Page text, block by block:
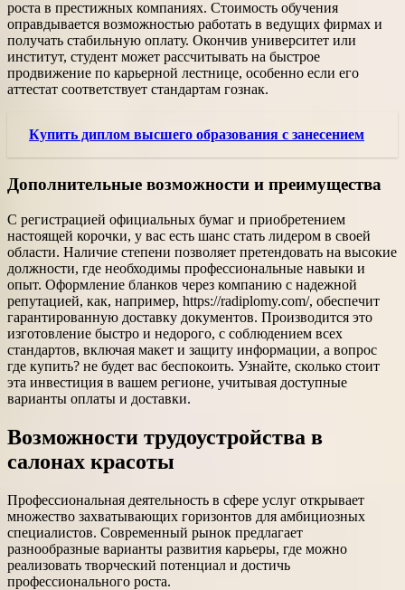
роста в престижных компаниях. Стоимость обучения
оправдывается возможностью работать в ведущих фирмах и
получать стабильную оплату. Окончив университет или
институт, студент может рассчитывать на быстрое
продвижение по карьерной лестнице, особенно если его
аттестат соответствует стандартам гознак.
Купить диплом высшего образования с занесением
Дополнительные возможности и преимущества
С регистрацией официальных бумаг и приобретением
настоящей корочки, у вас есть шанс стать лидером в своей
области. Наличие степени позволяет претендовать на высокие
должности, где необходимы профессиональные навыки и
опыт. Оформление бланков через компанию с надежной
репутацией, как, например, https://radiplomy.com/, обеспечит
гарантированную доставку документов. Производится это
изготовление быстро и недорого, с соблюдением всех
стандартов, включая макет и защиту информации, а вопрос
где купить? не будет вас беспокоить. Узнайте, сколько стоит
эта инвестиция в вашем регионе, учитывая доступные
варианты оплаты и доставки.
Возможности трудоустройства в
салонах красоты
Профессиональная деятельность в сфере услуг открывает
множество захватывающих горизонтов для амбициозных
специалистов. Современный рынок предлагает
разнообразные варианты развития карьеры, где можно
реализовать творческий потенциал и достичь
профессионального роста.